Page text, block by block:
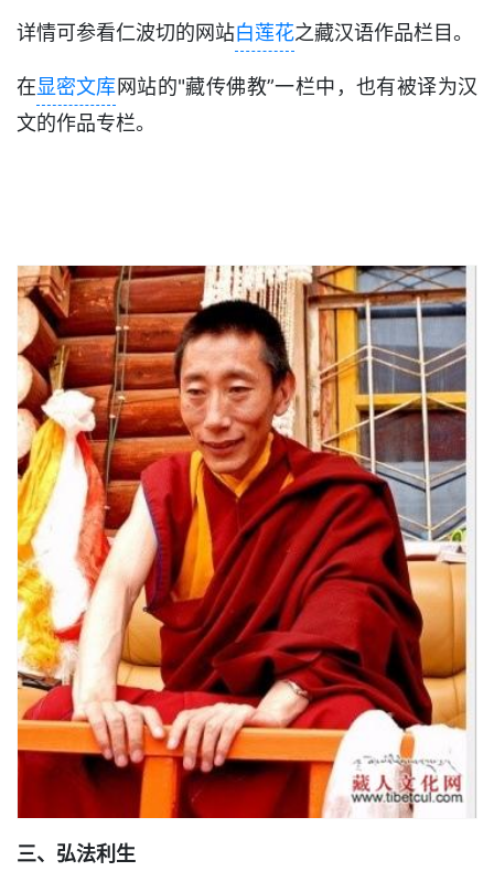
详情可参看仁波切的网站白莲花之藏汉语作品栏目。
在显密文库网站的"藏传佛教”一栏中，也有被译为汉
文的作品专栏。
三、弘法利生